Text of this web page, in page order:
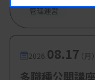
こうして、年末
議決定を経て1
管理運営
2026. 08.17（月）
多職種公開講